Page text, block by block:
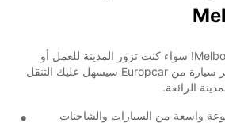
مرحبًا بك في Melbourne City! سواء كنت تزور المدينة للعمل أو
لقضاء عطلة ممتعة، تأجير سيارة من Europcar سيسهل عليك التنقل
الرائعة.
واسعة من السيارات والشاحنات